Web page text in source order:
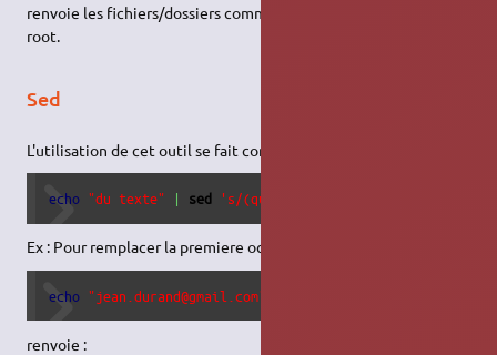
renvoie les fichiers/dossiers commençant par media ou par
root.
Sed
L'utilisation de cet outil se fait comme ceci :
echo "du texte" | sed 's/(qui)/(parquoi)'
Ex : Pour remplacer la premiere occurence :
echo "jean.durand@gmail.com"
renvoie :